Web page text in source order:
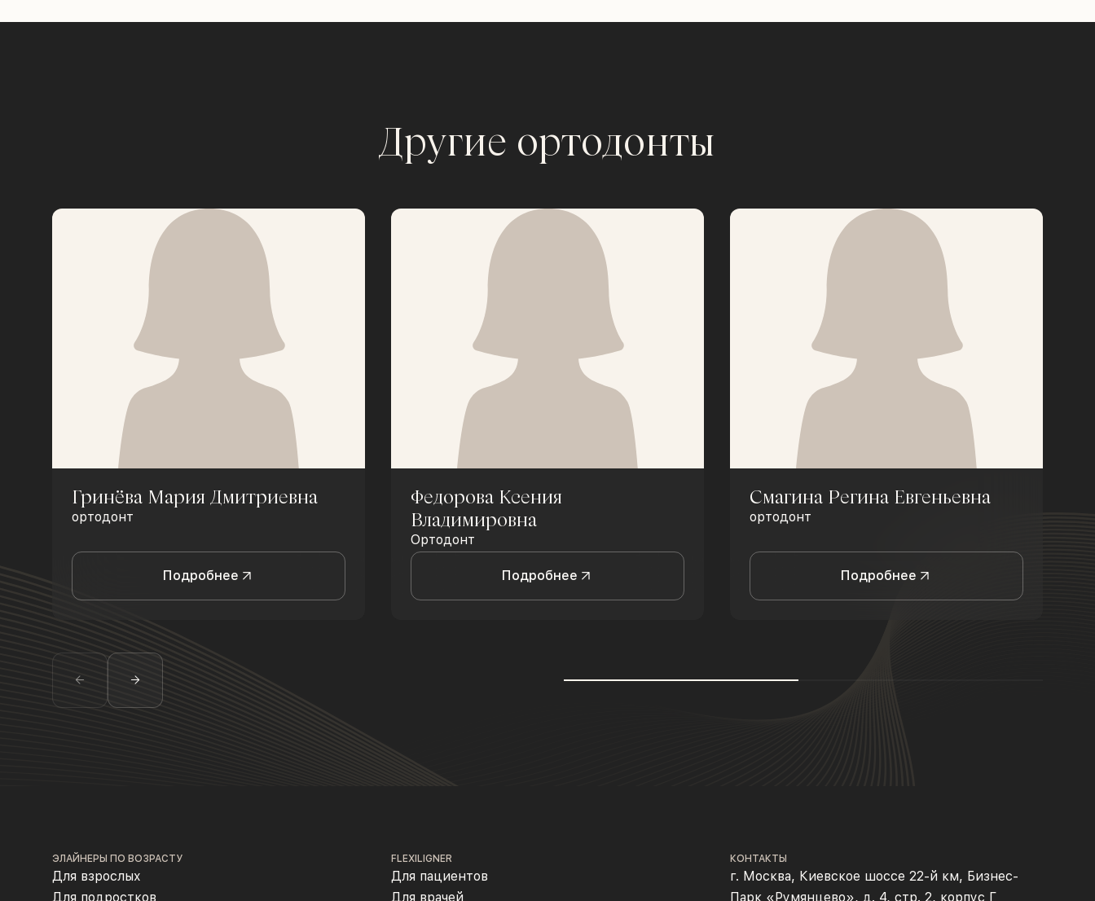
Другие ортодонты
Гринёва Мария Дмитриевна
ортодонт
Подробнее
Федорова Ксения
Владимировна
Ортодонт
Подробнее
Смагина Регина Евгеньевна
ортодонт
Подробнее
ЭЛАЙНЕРЫ ПО ВОЗРАСТУ
Для взрослых
Для подростков
FLEXILIGNER
Для пациентов
Для врачей
КОНТАКТЫ
г. Москва, Киевское шоссе 22-й км, Бизнес-
Парк «Румянцево», д. 4, стр. 2, корпус Г